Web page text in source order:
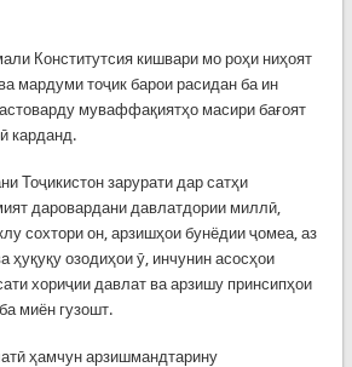
Конститутсия кишвари мо роҳи ниҳоят
мардуми тоҷик барои расидан ба ин
муваффақиятҳо масири бағоят
карданд.
Тоҷикистон зарурати дар сатҳи
даровардани давлатдории миллӣ,
сохтори он, арзишҳои бунёдии ҷомеа, аз
озодиҳои ӯ, инчунин асосҳои
хориҷии давлат ва арзишу принсипҳои
миён гузошт.
ҳамчун арзишмандтарину